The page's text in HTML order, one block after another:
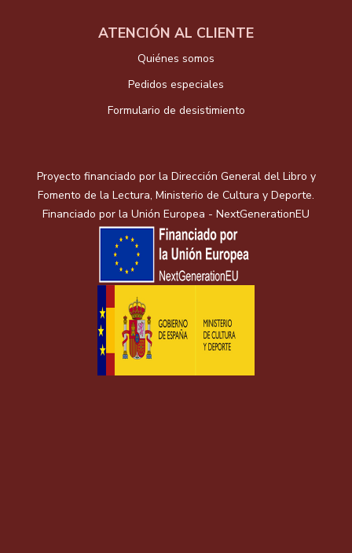
ATENCIÓN AL CLIENTE
Quiénes somos
Pedidos especiales
Formulario de desistimiento
Proyecto financiado por la Dirección General del Libro y
Fomento de la Lectura, Ministerio de Cultura y Deporte.
Financiado por la Unión Europea - NextGenerationEU